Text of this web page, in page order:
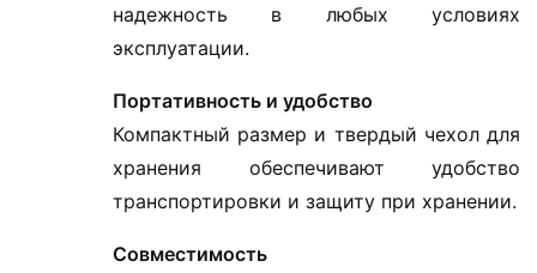
надежность в любых условиях
эксплуатации.
Портативность и удобство
Компактный размер и твердый чехол для
хранения обеспечивают удобство
транспортировки и защиту при хранении.
Совместимость